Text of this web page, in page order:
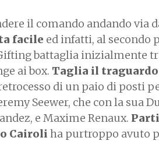
il comando andando via
facile ed infatti, al secondo
battaglia inizialmente
ai box. Taglia il
di un paio di posti
Seewer, che con la sua
e Maxime Renaux.
Cairoli ha purtroppo avuto